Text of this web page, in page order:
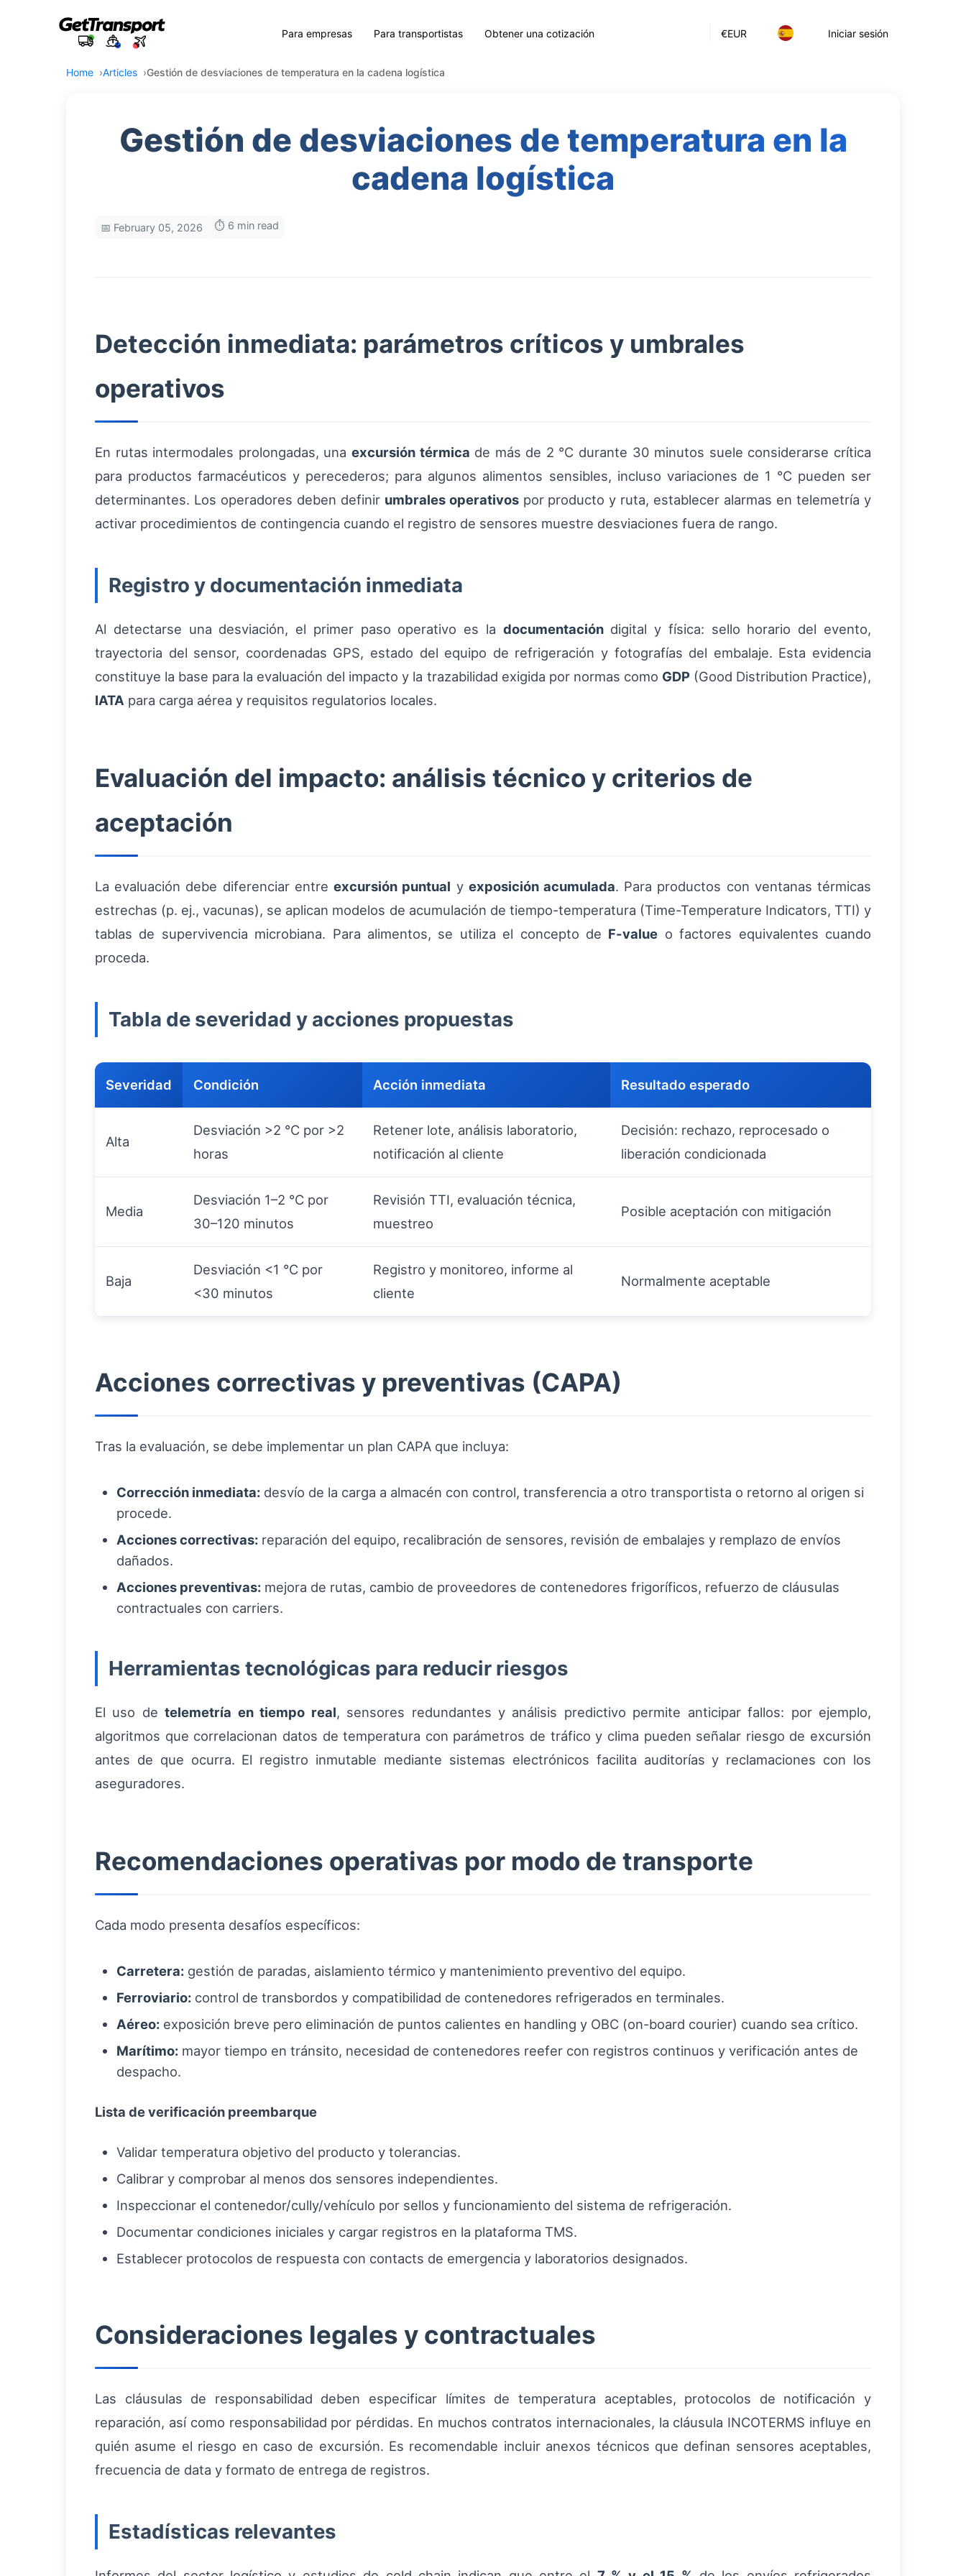
€EUR Iniciar sesión
Para empresas Para transportistas Obtener una cotización
Home Articles Gestión de desviaciones de temperatura en la cadena logística
Gestión de desviaciones de temperatura en la
cadena logística
📅 February 05, 2026 ⏱️ 6 min read
Detección inmediata: parámetros críticos y umbrales
operativos
En rutas intermodales prolongadas, una excursión térmica de más de 2 °C durante 30 minutos suele considerarse crítica
para productos farmacéuticos y perecederos; para algunos alimentos sensibles, incluso variaciones de 1 °C pueden ser
determinantes. Los operadores deben definir umbrales operativospor producto y ruta, establecer alarmas en telemetría y
activar procedimientos de contingencia cuando el registro de sensores muestre desviaciones fuera de rango.
Registro y documentación inmediata
Al detectarse una desviación, el primer paso operativo es la documentacióndigital y física: sello horario del evento,
trayectoria del sensor, coordenadas GPS, estado del equipo de refrigeración y fotografías del embalaje. Esta evidencia
constituye la base para la evaluación del impacto y la trazabilidad exigida por normas como GDP(Good Distribution Practice),
IATA para carga aérea y requisitos regulatorios locales.
Evaluación del impacto: análisis técnico y criterios de
aceptación
La evaluación debe diferenciar entreexcursión puntual y exposición acumulada. Para productos con ventanas térmicas
estrechas (p. ej., vacunas), se aplican modelos de acumulación de tiempo-temperatura (Time-Temperature Indicators, TTI) y
tablas de supervivencia microbiana. Para alimentos, se utiliza el concepto de F-value o factores equivalentes cuando
proceda.
Tabla de severidad y acciones propuestas
Severidad Condición Acción inmediata Resultado esperado
Alta
Desviación >2 °C por >2
horas
Retener lote, análisis laboratorio,
notificación al cliente
Decisión: rechazo, reprocesado o
liberación condicionada
Media
Desviación 1–2 °C por
30–120 minutos
Revisión TTI, evaluación técnica,
muestreo
Posible aceptación con mitigación
Baja
Desviación <1 °C por
<30 minutos
Registro y monitoreo, informe al
cliente
Normalmente aceptable
Acciones correctivas y preventivas (CAPA)
Tras la evaluación, se debe implementar un plan CAPA que incluya:
Corrección inmediata: desvío de la carga a almacén con control, transferencia a otro transportista o retorno al origen si
procede.
Acciones correctivas: reparación del equipo, recalibración de sensores, revisión de embalajes y remplazo de envíos
dañados.
Acciones preventivas: mejora de rutas, cambio de proveedores de contenedores frigoríficos, refuerzo de cláusulas
contractuales con carriers.
Herramientas tecnológicas para reducir riesgos
El uso detelemetría en tiempo real, sensores redundantes y análisis predictivo permite anticipar fallos: por ejemplo,
algoritmos que correlacionan datos de temperatura con parámetros de tráfico y clima pueden señalar riesgo de excursión
antes de que ocurra. El registro inmutable mediante sistemas electrónicos facilita auditorías y reclamaciones con los
aseguradores.
Recomendaciones operativas por modo de transporte
Cada modo presenta desafíos específicos:
Carretera: gestión de paradas, aislamiento térmico y mantenimiento preventivo del equipo.
Ferroviario: control de transbordos y compatibilidad de contenedores refrigerados en terminales.
Aéreo: exposición breve pero eliminación de puntos calientes en handling y OBC (on-board courier) cuando sea crítico.
Marítimo: mayor tiempo en tránsito, necesidad de contenedores reefer con registros continuos y verificación antes de
despacho.
Lista de verificación preembarque
Validar temperatura objetivo del producto y tolerancias.
Calibrar y comprobar al menos dos sensores independientes.
Inspeccionar el contenedor/cully/vehículo por sellos y funcionamiento del sistema de refrigeración.
Documentar condiciones iniciales y cargar registros en la plataforma TMS.
Establecer protocolos de respuesta con contacts de emergencia y laboratorios designados.
Consideraciones legales y contractuales
Las cláusulas de responsabilidad deben especificar límites de temperatura aceptables, protocolos de notificación y
reparación, así como responsabilidad por pérdidas. En muchos contratos internacionales, la cláusula INCOTERMS influye en
quién asume el riesgo en caso de excursión. Es recomendable incluir anexos técnicos que definan sensores aceptables,
frecuencia de data y formato de entrega de registros.
Estadísticas relevantes